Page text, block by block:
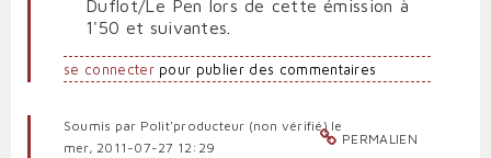
Duflot/Le Pen lors de cette émission à
1'50 et suivantes
se connecterpour publier des commentaires
PERMALIEN
Soumis par Polit'producteur (non vérifié)le
mer, 2011-07-27 12:29